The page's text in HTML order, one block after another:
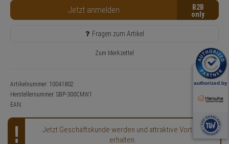
Jetzt anmelden B2B
Fragen zum Artikel
Zum Merkzettel
Artikelnummer: 10041802
Herstellernummer: SBP-300CMW1
EAN:
Jetzt Geschäftskunde werden und attraktive Vorteile
erhalten.